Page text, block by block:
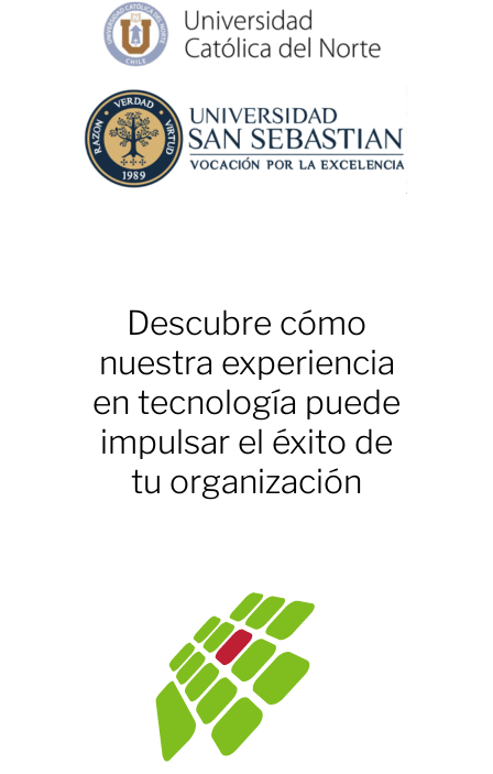
Descubre cómo
nuestra experiencia
en tecnología puede
impulsar el éxito de
tu organización